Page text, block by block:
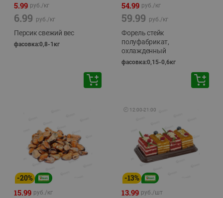
5.99 руб./кг
6.99 руб./кг
Персик свежий вес
фасовка:0,8-1кг
54.99 руб./кг
59.99 руб./кг
Форель стейк
полуфабрикат,
охлажденный
фасовка:0,15-0,6кг
-20%
15.99 руб./кг
🕘 12:00-21:00
-13%
13.99 руб./шт